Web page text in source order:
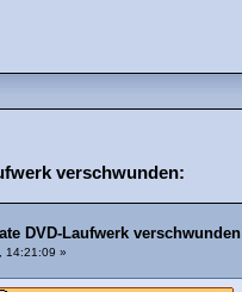
verschwunden:
DVD-Laufwerk verschwunden
14:21:09 »